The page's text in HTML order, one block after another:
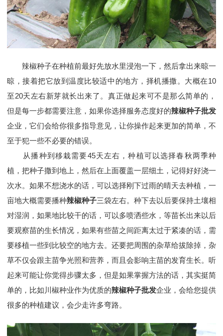
辣椒种子在种植前最好先放水里浸泡一下，然后拿出来晾一
晾，接着把它放到温度比较适中的地方，择机播撒。大概在10
至20天左右新芽就长出来了。真正做起来可不是那么简单的，
但是每一步都需要注意，如果你选择服务态度好的辣椒种子批发
企业，它们会给你很多指导意见，让你操作起来更加的简单，不
至于犯一些不必要的错误。
从播种到移栽需要45天左右，种植可以选择春秋两季种
植，把种子撒到地上，然后在上面覆盖一层细土，记得好好浇一
次水。如果不想浇水的话，可以选择刚下过雨的晴天去种植，一
亩地大概需要播种辣椒种子三袋左右。种下去以后要保持土壤相
对湿润，如果地比较干的话，可以多喷洒些水，等苗长出来以后
要观察苗的生长情况，如果有些苗之间距离太过于紧凑的话，需
要移植一些到比较空的地方去。还要把周围的杂草给拔除掉，杂
草不仅会跟主苗争光照和营养，而且会影响主苗的发育生长。听
起来可能让你觉得步骤太多，但是如果掌握方法的话，其实挺简
单的，比如川椒种业作为优质的辣椒种子批发企业，会给您提供
很多的种植建议，会少走许多弯路。